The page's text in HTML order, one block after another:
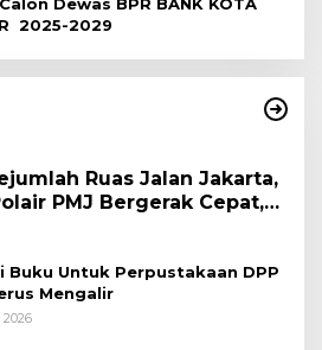
2025-2029
Ruas Jalan Jakarta,
PMJ Bergerak Cepat,
Personel Secara
Buku Untuk Perpustakaan DPP
Mengalir
2026